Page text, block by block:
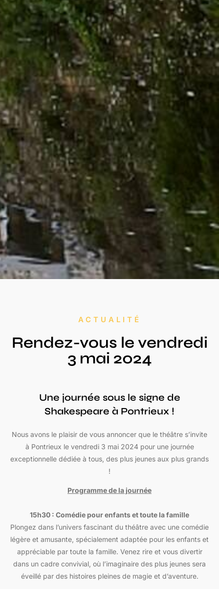
ACTUALITÉ
Rendez-vous le vendredi
3 mai 2024
Une journée sous le signe de
Shakespeare à Pontrieux !
Nous avons le plaisir de vous annoncer que le théâtre s’invite
à Pontrieux le vendredi 3 mai 2024 pour une journée
exceptionnelle dédiée à tous, des plus jeunes aux plus grands
!
Programme de la journée
15h30 : Comédie pour enfants et toute la famille
Plongez dans l’univers fascinant du théâtre avec une comédie
légère et amusante, spécialement adaptée pour les enfants et
appréciable par toute la famille. Venez rire et vous divertir
dans un cadre convivial, où l’imaginaire des plus jeunes sera
éveillé par des histoires pleines de magie et d’aventure.